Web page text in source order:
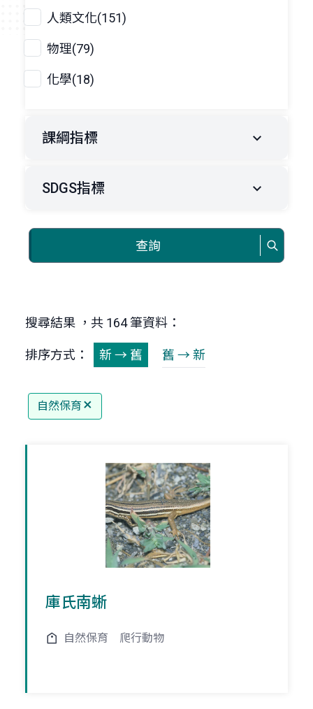
人類文化(151)
物理(79)
化學(18)
課綱指標
SDGS指標
查詢
搜尋結果 ，共 164 筆資料：
排序方式： 新 → 舊 舊 → 新
自然保育
庫氏南蜥
自然保育 爬行動物